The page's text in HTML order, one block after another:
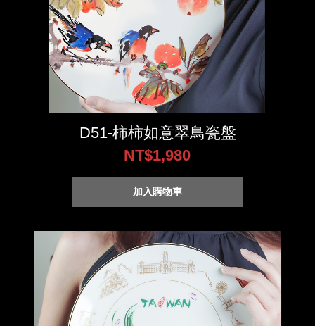
D51-柿柿如意翠鳥瓷盤
NT$1,980
加入購物車